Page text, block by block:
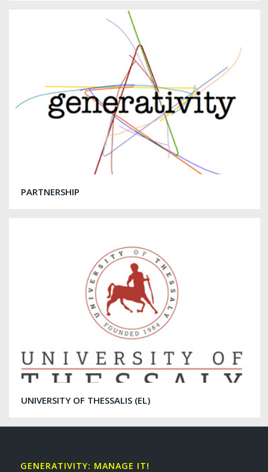
PARTNERSHIP
UNIVERSITY OF THESSALIS (EL)
GENERATIVITY: MANAGE IT!